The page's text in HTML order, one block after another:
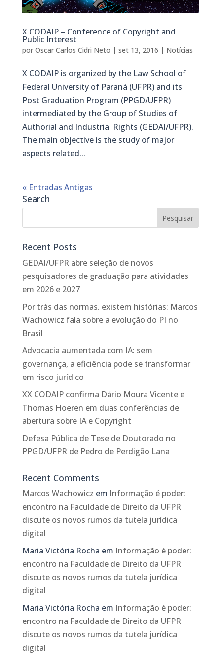
X CODAIP – Conference of Copyright and
Public Interest
por Oscar Carlos Cidri Neto | set 13, 2016 | Notícias
X CODAIP is organized by the Law School of
Federal University of Paraná (UFPR) and its
Post Graduation Program (PPGD/UFPR)
intermediated by the Group of Studies of
Authorial and Industrial Rights (GEDAI/UFPR).
The main objective is the study of major
aspects related...
« Entradas Antigas
Search
Recent Posts
GEDAI/UFPR abre seleção de novos
pesquisadores de graduação para atividades
em 2026 e 2027
Por trás das normas, existem histórias: Marcos
Wachowicz fala sobre a evolução do PI no
Brasil
Advocacia aumentada com IA: sem
governança, a eficiência pode se transformar
em risco jurídico
XX CODAIP confirma Dário Moura Vicente e
Thomas Hoeren em duas conferências de
abertura sobre IA e Copyright
Defesa Pública de Tese de Doutorado no
PPGD/UFPR de Pedro de Perdigão Lana
Recent Comments
Marcos Wachowicz em Informação é poder:
encontro na Faculdade de Direito da UFPR
discute os novos rumos da tutela jurídica
digital
Maria Victória Rocha em Informação é poder:
encontro na Faculdade de Direito da UFPR
discute os novos rumos da tutela jurídica
digital
Maria Victória Rocha em Informação é poder:
encontro na Faculdade de Direito da UFPR
discute os novos rumos da tutela jurídica
digital